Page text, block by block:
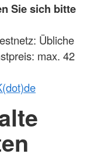
Sie sich bitte
Übliche
max. 42